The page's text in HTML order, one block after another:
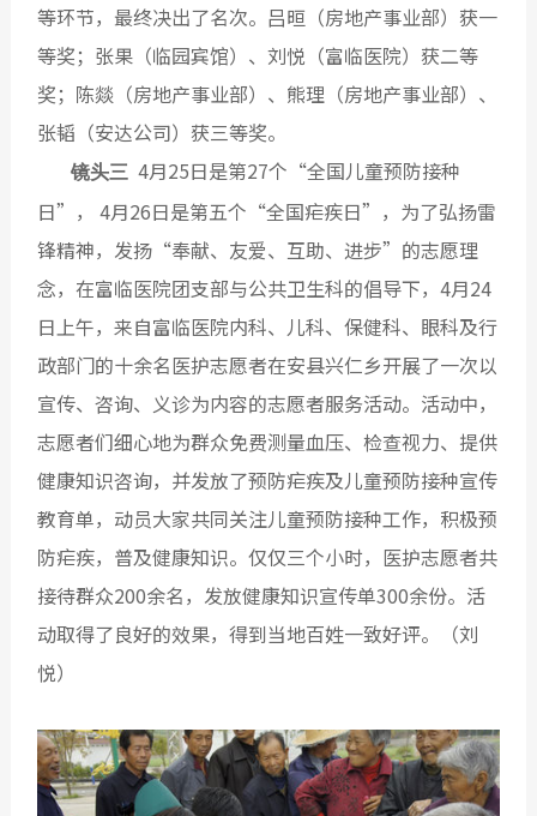
等环节，最终决出了名次。吕晅（房地产事业部）获一
等奖；张果（临园宾馆）、刘悦（富临医院）获二等
奖；陈燚（房地产事业部）、熊理（房地产事业部）、
张韬（安达公司）获三等奖。
镜头三 4月25日是第27个“全国儿童预防接种
日”， 4月26日是第五个“全国疟疾日”，为了弘扬雷
锋精神，发扬“奉献、友爱、互助、进步”的志愿理
念，在富临医院团支部与公共卫生科的倡导下，4月24
日上午，来自富临医院内科、儿科、保健科、眼科及行
政部门的十余名医护志愿者在安县兴仁乡开展了一次以
宣传、咨询、义诊为内容的志愿者服务活动。活动中，
志愿者们细心地为群众免费测量血压、检查视力、提供
健康知识咨询，并发放了预防疟疾及儿童预防接种宣传
教育单，动员大家共同关注儿童预防接种工作，积极预
防疟疾，普及健康知识。仅仅三个小时，医护志愿者共
接待群众200余名，发放健康知识宣传单300余份。活
动取得了良好的效果，得到当地百姓一致好评。（刘
悦）